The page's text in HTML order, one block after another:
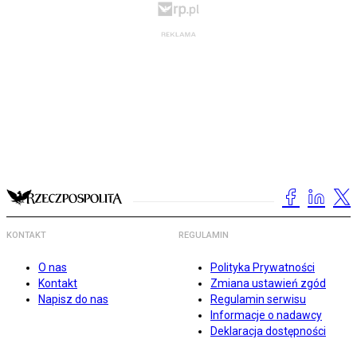
KONTAKT
O nas
Kontakt
Napisz do nas
REGULAMIN
Polityka Prywatności
Zmiana ustawień zgód
Regulamin serwisu
Informacje o nadawcy
Deklaracja dostępności